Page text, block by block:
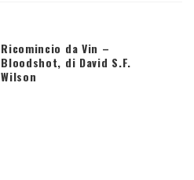
Ricomincio da Vin –
Bloodshot, di David S.F.
Wilson